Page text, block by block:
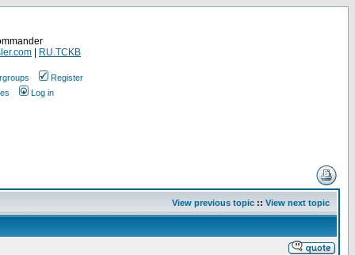
RU.TCKB
Register
Log in
View previous topic :: View next topic